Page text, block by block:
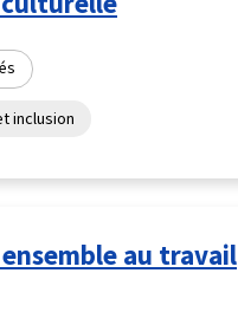
inclusion
au travail